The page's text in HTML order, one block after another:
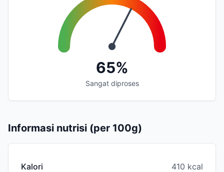
65%
Sangat diproses
Informasi nutrisi (per 100g)
Kalori 410 kcal